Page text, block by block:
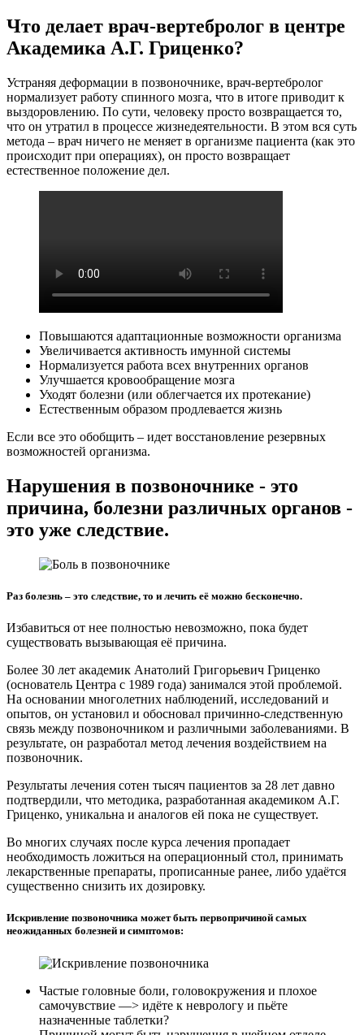
Что делает врач-вертебролог в центре
Академика А.Г. Гриценко?
Устраняя деформации в позвоночнике, врач-вертебролог
нормализует работу спинного мозга, что в итоге приводит к
выздоровлению. По сути, человеку просто возвращается то,
что он утратил в процессе жизнедеятельности. В этом вся суть
метода – врач ничего не меняет в организме пациента (как это
происходит при операциях), он просто возвращает
естественное положение дел.
Повышаются адаптационные возможности организма
Увеличивается активность имунной системы
Нормализуется работа всех внутренних органов
Улучшается кровообращение мозга
Уходят болезни (или облегчается их протекание)
Естественным образом продлевается жизнь
Если все это обобщить – идет восстановление резервных
возможностей организма.
Нарушения в позвоночнике - это
причина, болезни различных органов -
это уже следствие.
Раз болезнь – это следствие, то и лечить её можно бесконечно.
Избавиться от нее полностью невозможно, пока будет
существовать вызывающая её причина.
Более 30 лет академик Анатолий Григорьевич Гриценко
(основатель Центра с 1989 года) занимался этой проблемой.
На основании многолетних наблюдений, исследований и
опытов, он установил и обосновал причинно-следственную
связь между позвоночником и различными заболеваниями. В
результате, он разработал метод лечения воздействием на
позвоночник.
Результаты лечения сотен тысяч пациентов за 28 лет давно
подтвердили, что методика, разработанная академиком А.Г.
Гриценко, уникальна и аналогов ей пока не существует.
Во многих случаях после курса лечения пропадает
необходимость ложиться на операционный стол, принимать
лекарственные препараты, прописанные ранее, либо удаётся
существенно снизить их дозировку.
Искривление позвоночника может быть первопричиной самых
неожиданных болезней и симптомов:
Частые головные боли, головокружения и плохое
самочувствие —> идёте к неврологу и пьёте
назначенные таблетки?